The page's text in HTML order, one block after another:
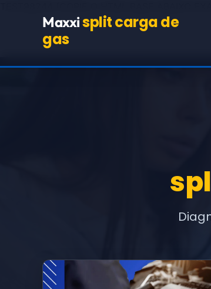
Maxxisplit carga de
gas